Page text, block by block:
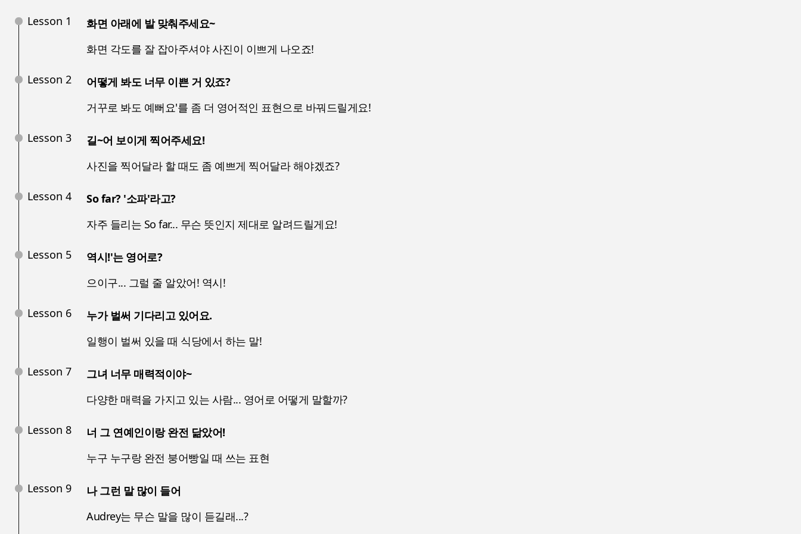
Lesson 1
화면 아래에 발 맞춰주세요~
화면 각도를 잘 잡아주셔야 사진이 이쁘게 나오죠!
Lesson 2
어떻게 봐도 너무 이쁜 거 있죠?
거꾸로 봐도 예뻐요'를 좀 더 영어적인 표현으로 바꿔드릴게요!
Lesson 3
길~어 보이게 찍어주세요!
사진을 찍어달라 할 때도 좀 예쁘게 찍어달라 해야겠죠?
Lesson 4
So far? '소파'라고?
자주 들리는 So far... 무슨 뜻인지 제대로 알려드릴게요!
Lesson 5
역시!'는 영어로?
으이구... 그럴 줄 알았어! 역시!
Lesson 6
누가 벌써 기다리고 있어요.
일행이 벌써 있을 때 식당에서 하는 말!
Lesson 7
그녀 너무 매력적이야~
다양한 매력을 가지고 있는 사람... 영어로 어떻게 말할까?
Lesson 8
너 그 연예인이랑 완전 닮았어!
누구 누구랑 완전 붕어빵일 때 쓰는 표현
Lesson 9
나 그런 말 많이 들어
Audrey는 무슨 말을 많이 듣길래...?